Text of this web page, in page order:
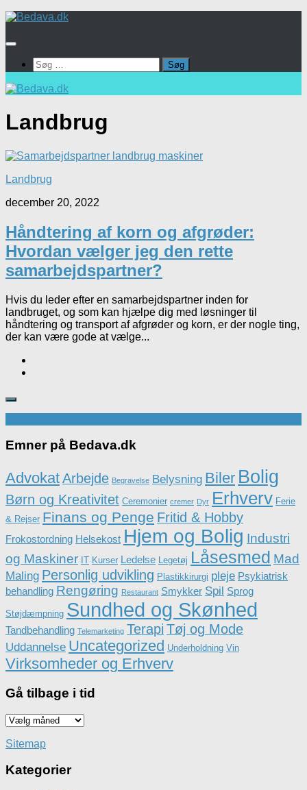
Skip
content
Søg
efter:
Landbrug
Landbrug
december 20, 2022
Håndtering af korn og afgrøder:
Hvordan vælger jeg den rette
samarbejdspartner?
Hvis du leder efter en samarbejdspartner inden for
landbruget, og som kan hjælpe dig med løsninger til
håndtering og transport af afgrøder og korn, er der nogle ting,
der kan være gode at vælge...
Emner på Bedava.dk
AdvokatArbejde Begravelse Belysning Biler Bolig
Børn og Kreativitet Ceremonier cremer Dyr Erhverv Ferie
& Rejser Finans og Penge Fritid & Hobby
Frokostordning Helsekost Hjem og Bolig Industri
og Maskiner IT Kurser Ledelse Legetøj Låsesmed Mad
Maling Personlig udvikling Plastikkirurgi pleje Psykiatrisk
behandling Rengøring Restaurant Smykker Spil Sprog
Støjdæmpning Sundhed og Skønhed
Tandbehandling Telemarketing Terapi Tøj og Mode
Uddannelse Uncategorized Underholdning Vin
Virksomheder og Erhverv
Gå tilbage i tid
Gå
iSitemap
Kategorier